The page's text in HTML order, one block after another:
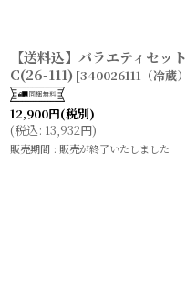
【送料込】バラエティセット
C(26-111) [340026111（冷蔵）
12,900円(税別)
(税込: 13,932円)
販売期間 : 販売が終了いたしました